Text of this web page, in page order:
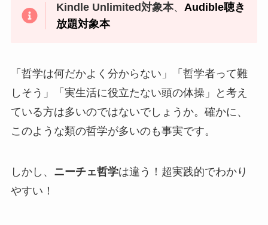
Kindle Unlimited対象本、 Audible聴き
放題対象本
「哲学は何だかよく分からない」「哲学者って難
しそう」「実生活に役立たない頭の体操」と考え
ている方は多いのではないでしょうか。確かに、
このような類の哲学が多いのも事実です。
しかし、 ニーチェ哲学は違う！超実践的でわかり
やすい！